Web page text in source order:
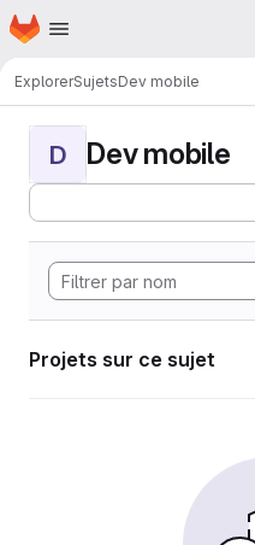
Passer au contenu principal
Page d'accueil
ExplorerSujetsDev mobile
D Dev mobile
Projets sur ce sujet